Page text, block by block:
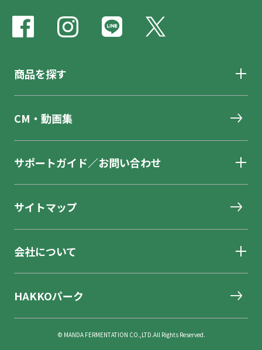
商品を探す
CM・動画集
サポートガイド／お問い合わせ
サイトマップ
会社について
HAKKOパーク
© MANDA FERMENTATION CO.,LTD.All Rights Reserved.